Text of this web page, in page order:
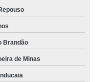
Brandão
de Minas